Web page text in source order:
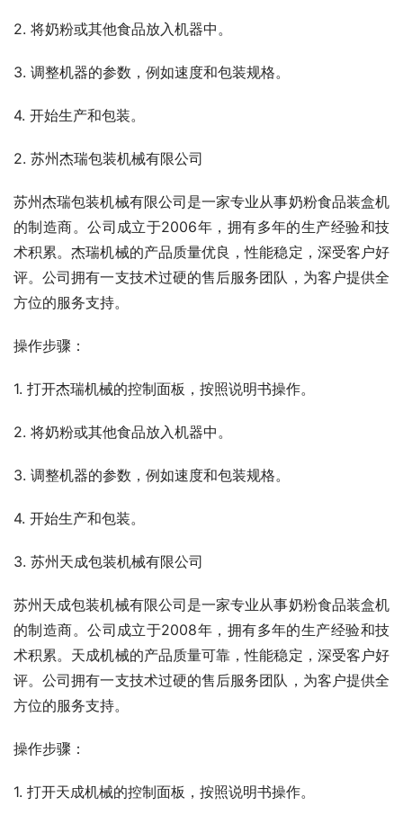
2. 将奶粉或其他食品放入机器中。
3. 调整机器的参数，例如速度和包装规格。
4. 开始生产和包装。
2. 苏州杰瑞包装机械有限公司
苏州杰瑞包装机械有限公司是一家专业从事奶粉食品装盒机
的制造商。公司成立于2006年，拥有多年的生产经验和技
术积累。杰瑞机械的产品质量优良，性能稳定，深受客户好
评。公司拥有一支技术过硬的售后服务团队，为客户提供全
方位的服务支持。
操作步骤：
1. 打开杰瑞机械的控制面板，按照说明书操作。
2. 将奶粉或其他食品放入机器中。
3. 调整机器的参数，例如速度和包装规格。
4. 开始生产和包装。
3. 苏州天成包装机械有限公司
苏州天成包装机械有限公司是一家专业从事奶粉食品装盒机
的制造商。公司成立于2008年，拥有多年的生产经验和技
术积累。天成机械的产品质量可靠，性能稳定，深受客户好
评。公司拥有一支技术过硬的售后服务团队，为客户提供全
方位的服务支持。
操作步骤：
1. 打开天成机械的控制面板，按照说明书操作。